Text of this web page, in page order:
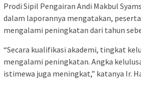
Prodi Sipil Pengairan Andi Makbul
dalam laporannya mengatakan,
mengalami peningkatan dari tahun
“Secara kualifikasi akademi, tingkat
mengalami peningkatan. Angka
istimewa juga meningkat,” katanya Ir.